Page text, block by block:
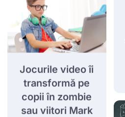
Jocurile video îi
transformă pe
copii în zombie
sau viitori Mark